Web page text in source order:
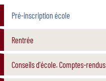
Pré-inscription école
Rentrée
Conseils d'école. Comptes-rendus